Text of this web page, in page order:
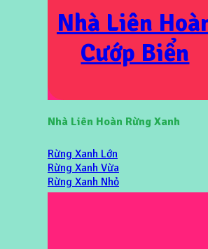
Nhà Liên
Cướp Biển
Nhà Liên Hoàn Rừng Xanh
Rừng Xanh Lớn
Rừng Xanh Vừa
Rừng Xanh Nhỏ